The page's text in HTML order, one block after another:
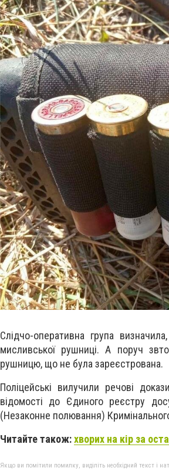
Слідчо-оперативна група
мисливської рушниці. А поруч
рушницю, що не була зареєстрована.
Поліцейські вилучили речові
відомості до Єдиного реєстру
(Незаконне полювання)
Читайте також:хворих на кір за
Якщо ви помітили помилку, виділіть необхідний текст і